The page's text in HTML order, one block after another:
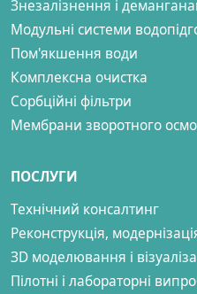
Знезалізнення і
Модульні системи
Пом'якшення води
Комплексна очистка
Сорбційні фільтри
Мембрани зворотного
ПОСЛУГИ
Технічний консалтинг
Реконструкція,
ЗD моделювання і
Пілотні і лабораторні